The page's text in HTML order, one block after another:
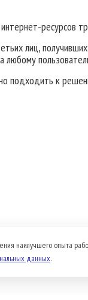
ресурсов
лиц,
любому
подходить к
наилучшего опыта
данных.